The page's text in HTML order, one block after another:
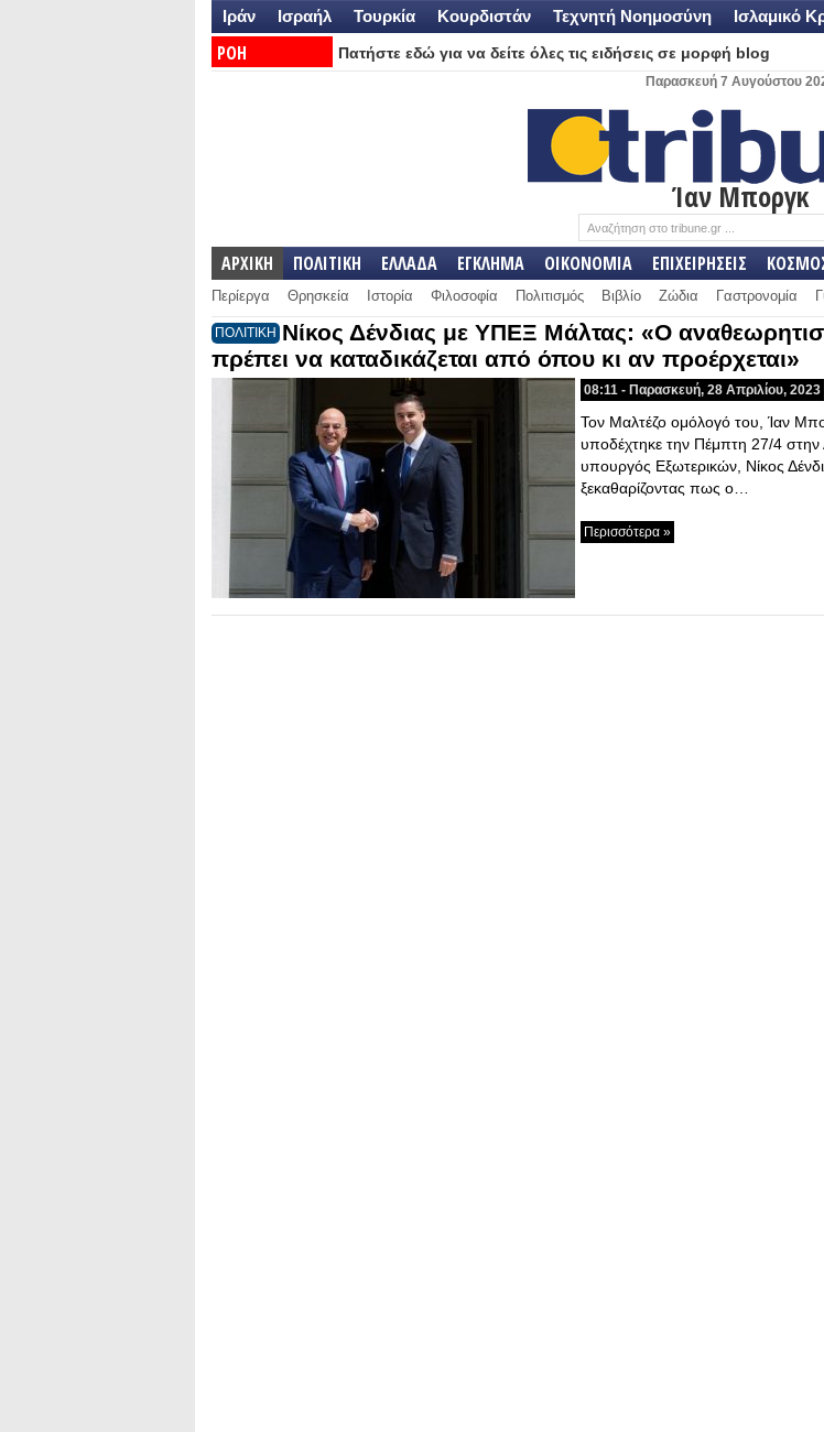
Ιράν Ισραήλ Τουρκία Κουρδιστάν Τεχνητή Νοημοσύνη Ισλαμικό
ΡΟΗ
Πατήστε εδώ για να δείτε όλες τις ειδήσεις σε μορφή blog
Παρασκευή 7 Αυγούστου
Ίαν Μποργκ
ΑΡΧΙΚΗ ΠΟΛΙΤΙΚΗ ΕΛΛΑΔΑ ΕΓΚΛΗΜΑ ΟΙΚΟΝΟΜΙΑ ΕΠΙΧΕΙΡΗΣΕΙΣ
Περίεργα Θρησκεία Ιστορία Φιλοσοφία Πολιτισμός Βιβλίο Ζώδια Γαστρονομία
ΠΟΛΙΤΙΚΗ Νίκος Δένδιας με ΥΠΕΞ Μάλτας: «Ο
πρέπει να καταδικάζεται από όπου κι αν προέρχεται»
08:11 - Παρασκευή, 28 Απριλίου, 2023
Τον Μαλτέζο ομόλογό του, Ίαν
υποδέχτηκε την Πέμπτη 27/4
υπουργός Εξωτερικών, Νίκος
ξεκαθαρίζοντας πως ο…
Περισσότερα »